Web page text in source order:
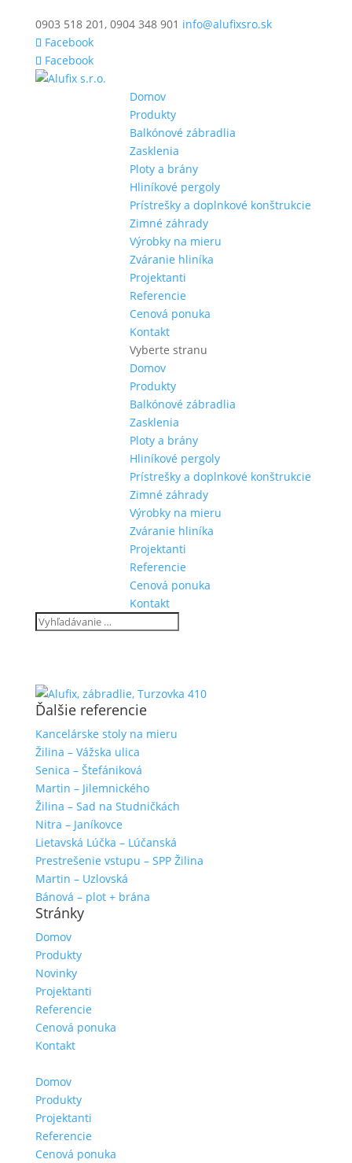
0903 518 201, 0904 348 901 info@alufixsro.sk
Facebook
Facebook
Domov
Produkty
Balkónové zábradlia
Zasklenia
Ploty a brány
Hliníkové pergoly
Prístrešky a doplnkové konštrukcie
Zimné záhrady
Výrobky na mieru
Zváranie hliníka
Projektanti
Referencie
Cenová ponuka
Kontakt
Vyberte stranu
Domov
Produkty
Balkónové zábradlia
Zasklenia
Ploty a brány
Hliníkové pergoly
Prístrešky a doplnkové konštrukcie
Zimné záhrady
Výrobky na mieru
Zváranie hliníka
Projektanti
Referencie
Cenová ponuka
Kontakt
Ďalšie referencie
Kancelárske stoly na mieru
Žilina – Vážska ulica
Senica – Štefániková
Martin – Jilemnického
Žilina – Sad na Studničkách
Nitra – Janíkovce
Lietavská Lúčka – Lúčanská
Prestrešenie vstupu – SPP Žilina
Martin – Uzlovská
Bánová – plot + brána
Stránky
Domov
Produkty
Novinky
Projektanti
Referencie
Cenová ponuka
Kontakt
Domov
Produkty
Projektanti
Referencie
Cenová ponuka